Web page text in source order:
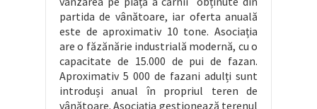
partida de vânătoare, iar oferta anuală
este de aproximativ 10 tone. Asociația
are o făzănărie industrială modernă, cu o
capacitate de 15.000 de pui de fazan.
Aproximativ 5 000 de fazani adulți sunt
introduși anual în propriul teren de
vânătoare. Asociația gestionează terenul